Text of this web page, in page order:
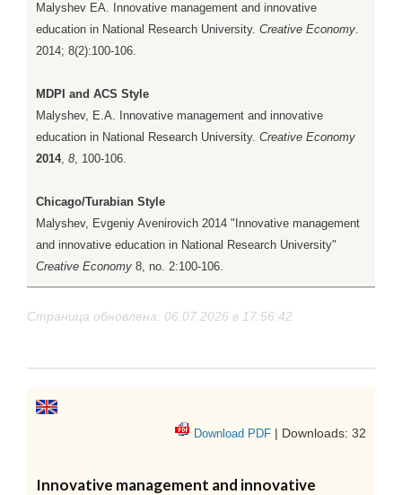
Malyshev EA. Innovative management and innovative
education in National Research University. Creative Economy.
2014; 8(2):100-106.
MDPI and ACS Style
Malyshev, E.A. Innovative management and innovative
education in National Research University. Creative Economy
2014, 8, 100-106.
Chicago/Turabian Style
Malyshev, Evgeniy Avenirovich 2014 "Innovative management
and innovative education in National Research University"
Creative Economy 8, no. 2:100-106.
Страница обновлена: 06.07.2026 в 17:56:42
Download PDF | Downloads: 32
Innovative management and innovative